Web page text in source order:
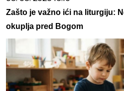
Zašto je važno ići na liturgiju:
okuplja pred Bogom